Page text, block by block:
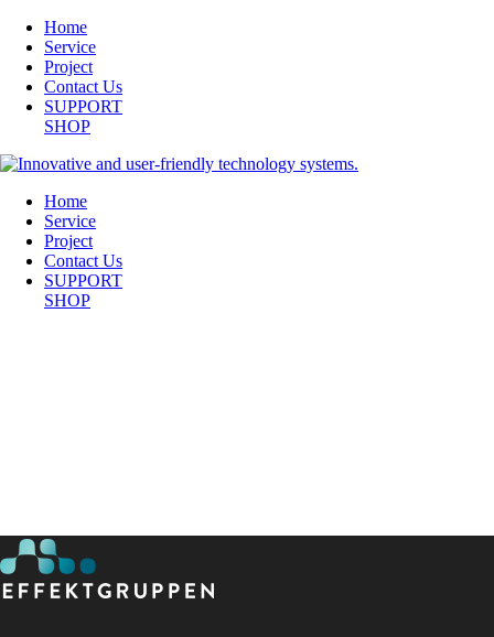
Home
Service
Project
Contact Us
SUPPORT
SHOP
Home
Service
Project
Contact Us
SUPPORT
SHOP